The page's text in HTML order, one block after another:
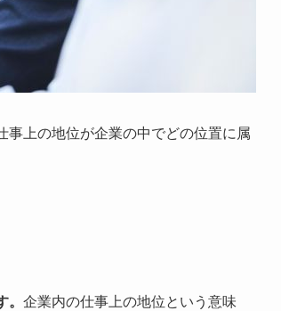
事上の地位が企業の中でどの位置に属
企業内の仕事上の地位という意味